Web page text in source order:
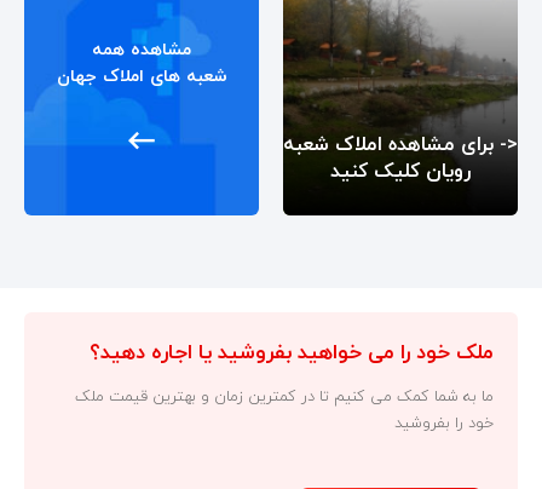
<- برای مشاهده املاک شعبه
رویان کلیک کنید
مشاهده همه
شعبه های املاک جهان

ملک خود را می خواهید بفروشید یا اجاره دهید؟
ما به شما کمک می کنیم تا در کمترین زمان و بهترین قیمت ملک
خود را بفروشید